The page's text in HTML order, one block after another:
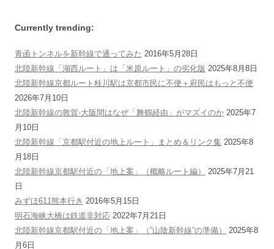
Currently trending:
青函トンネルを新幹線で通ってみた 2016年5月28日
北陸新幹線「湖西ルート」は「米原ルート」の劣化版 2025年8月8日
北陸新幹線京都ルート桂川駅は京都市民に不便＋府民はもっと不便
2026年7月10日
北陸新幹線の敦賀-大阪間はなぜ「舞鶴経由」がマズイのか 2025年7
月10日
北陸新幹線「京都駅付近の地上ルート」まとめ＆リンク集 2025年8
月18日
北陸新幹線京都駅付近の「地上案」（概略ルート編）
2025年7月21
日
みずほ611熊本行き 2016年5月15日
明石海峡大橋は鉄道非対応 2022年7月21日
北陸新幹線京都駅付近の「地上案」（”山陰新幹線”の準備）
2025年8
月6日